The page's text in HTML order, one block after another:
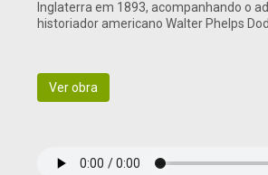
Inglaterra em 1893, acompanhando o
historiador americano Walter Phelps
Ver obra